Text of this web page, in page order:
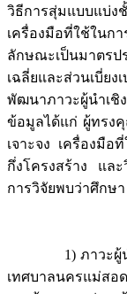
วิธีการสุ่มแบบแบ่ง
เครื่องมือที่ใช้ใน
ลักษณะเป็นมาตร
เฉลี่ยและส่วนเบี่
พัฒนาภาวะผู้นำเ
ข้อมูลได้แก่ ผู้ทรง
เจาะจง เครื่องมื
กึ่งโครงสร้าง และ
การวิจัยพบว่าศึกษา
1) ภาวะผู้นำเชิ
เทศบาลนครแม่ส